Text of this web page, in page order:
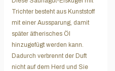
Trichter besteht aus Kunststoff
mit einer Aussparung, damit
später ätherisches Öl
hinzugefügt werden kann.
Dadurch verbrennt der Duft
nicht auf dem Herd und Sie